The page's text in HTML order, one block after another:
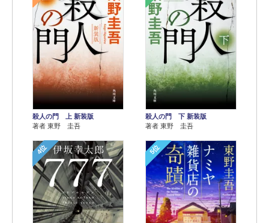
殺人の門 上 新装版
著者 東野 圭吾
殺人の門 下 新装版
著者 東野 圭吾
4位 5位